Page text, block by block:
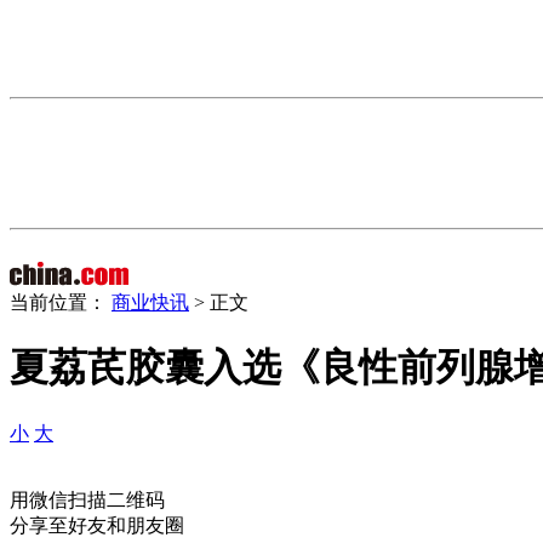
当前位置： 商业快讯 > 正文
夏荔芪胶囊入选《良性前列腺
小 大
用微信扫描二维码
分享至好友和朋友圈